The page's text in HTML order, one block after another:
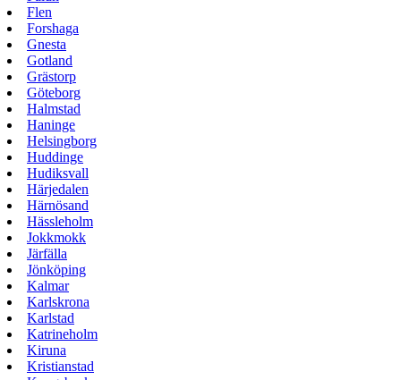
Flen
Forshaga
Gnesta
Gotland
Grästorp
Göteborg
Halmstad
Haninge
Helsingborg
Huddinge
Hudiksvall
Härjedalen
Härnösand
Hässleholm
Jokkmokk
Järfälla
Jönköping
Kalmar
Karlskrona
Karlstad
Katrineholm
Kiruna
Kristianstad